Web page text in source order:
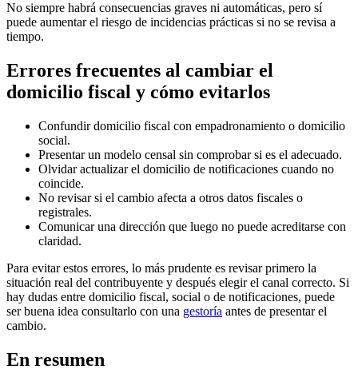
No siempre habrá consecuencias graves ni automáticas, pero sí
puede aumentar el riesgo de incidencias prácticas si no se revisa a
tiempo.
Errores frecuentes al cambiar el
domicilio fiscal y cómo evitarlos
Confundir domicilio fiscal con empadronamiento o domicilio
social.
Presentar un modelo censal sin comprobar si es el adecuado.
Olvidar actualizar el domicilio de notificaciones cuando no
coincide.
No revisar si el cambio afecta a otros datos fiscales o
registrales.
Comunicar una dirección que luego no puede acreditarse con
claridad.
Para evitar estos errores, lo más prudente es revisar primero la
situación real del contribuyente y después elegir el canal correcto. Si
hay dudas entre domicilio fiscal, social o de notificaciones, puede
ser buena idea consultarlo con una gestoría antes de presentar el
cambio.
En resumen